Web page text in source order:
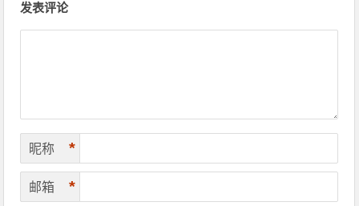
发表评论
昵称 *
邮箱 *